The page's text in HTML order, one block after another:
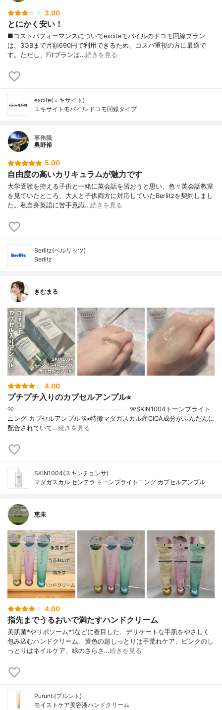
3.00
とにかく安い！
■コストパフォーマンスについてexciteモバイルのドコモ回線プラン
は、3GBまで月額690円で利用できるため、コスパ重視の方に最適で
す。ただし、Fitプランは…続きを見る
excite(エキサイト)
エキサイトモバイル ドコモ回線タイプ
事務職
奥野裕
5.00
自由度の高いカリキュラムが魅力です
大学受験を控える子供と一緒に英会話を習おうと思い、色々英会話教室
を見ていたところ、大人と子供両方に対応していたBerlitzを契約しまし
た。私自身英語に苦手意識…続きを見る
Berlitz(ベルリッツ)
Berlitz
きむまる
4.00
プチプチ入りのカプセルアンプル⭐︎
୨୧┈┈┈┈┈┈┈┈┈┈┈┈┈┈┈┈┈┈୨୧SKIN1004トーンブライト
ニング カプセルアンプル🫧▪︎特徴マダガスカル産CICA成分がふんだんに
配合されていて…続きを見る
SKIN1004(スキンチョンサ)
マダガスカル センテラ トーンブライトニング カプセルアンプル
恵未
4.00
指先までうるおいで満たすハンドクリーム
美肌菌*やリポソーム*1などに着目した、デリケートな手肌をやさしく
包み込むハンドクリーム。黄色の超しっとりは手荒れケア、ピンクのし
っとりはネイルケア、緑のさらさ…続きを見る
Purunt.(プルント)
モイストケア美容液ハンドクリーム